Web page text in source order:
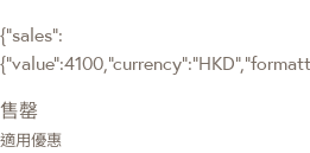
{"sales":
售罄
適用優惠